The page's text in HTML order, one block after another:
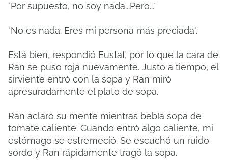
"Por supuesto, no soy nada...Pero..."
"No es nada. Eres mi persona más preciada".
Está bien, respondió Eustaf, por lo que la cara de
Ran se puso roja nuevamente. Justo a tiempo, el
sirviente entró con la sopa y Ran miró
apresuradamente el plato de sopa.
Ran aclaró su mente mientras bebía sopa de
tomate caliente. Cuando entró algo caliente, mi
estómago se estremeció. Se escuchó un ruido
sordo y Ran rápidamente tragó la sopa.